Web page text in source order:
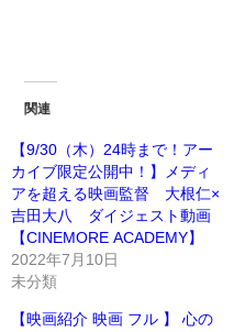
関連
【9/30（木）24時まで！アー
カイブ限定公開中！】メディ
アを超える映画監督 大根仁×
吉田大八 ダイジェスト動画
【CINEMORE ACADEMY】
2022年7月10日
未分類
【映画紹介 映画 フル 】 心の